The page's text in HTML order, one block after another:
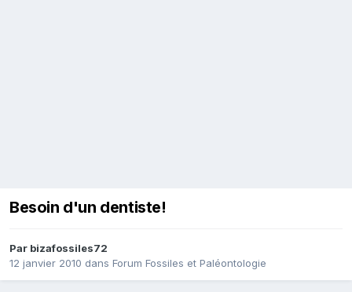
Besoin d'un dentiste!
Par bizafossiles72
12 janvier 2010 dans Forum Fossiles et Paléontologie